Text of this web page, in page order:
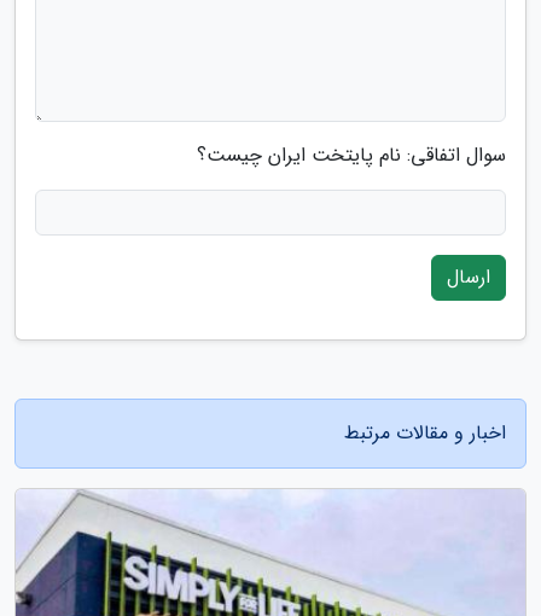
سوال اتفاقی: نام پایتخت ایران چیست؟
ارسال
اخبار و مقالات مرتبط